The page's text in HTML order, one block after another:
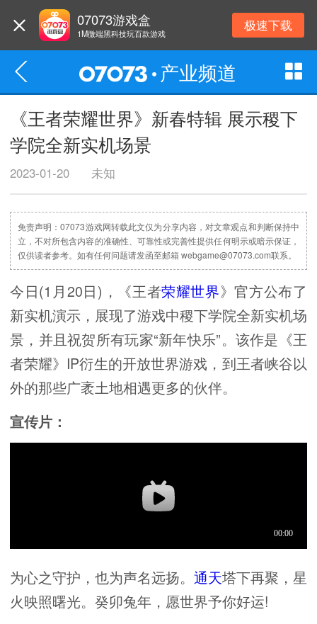
07073游戏盒
1M微端黑科技玩百款游戏 极速下载
产业频道
《王者荣耀世界》新春特辑 展示稷下
学院全新实机场景
2023-01-20 未知
免责声明：07073游戏网转载此文仅为分享内容，对文章观点和判断保持中
立，不对所包含内容的准确性、可靠性或完善性提供任何明示或暗示保证，
仅供读者参考。如有任何问题请发函至邮箱 webgame@07073.com联系。
今日(1月20日)，《王者荣耀世界》官方公布了
新实机演示，展现了游戏中稷下学院全新实机场
景，并且祝贺所有玩家“新年快乐”。该作是《王
者荣耀》IP衍生的开放世界游戏，到王者峡谷以
外的那些广袤土地相遇更多的伙伴。
宣传片：
为心之守护，也为声名远扬。通天塔下再聚，星
火映照曙光。癸卯兔年，愿世界予你好运!